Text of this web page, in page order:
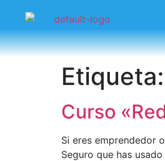
Etiqueta:
Curso
Si eres emprendedor
Seguro que has